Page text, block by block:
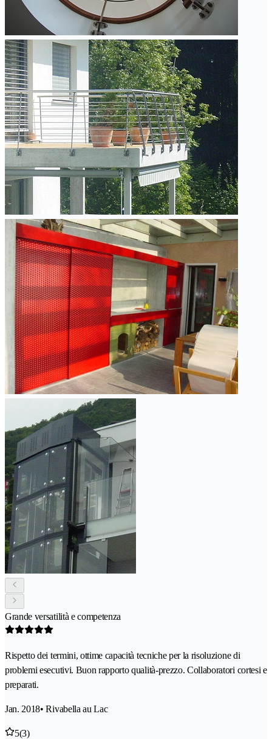
Grande versatilità e competenza
Rispetto dei termini, ottime capacità tecniche per la risoluzione di
problemi esecutivi. Buon rapporto qualità-prezzo. Collaboratori cortesi e
preparati.
Jan. 2018• Rivabella au Lac
5(3)